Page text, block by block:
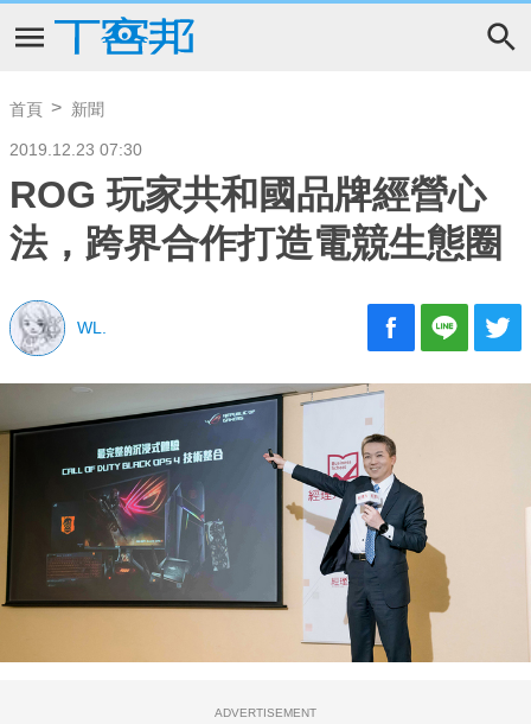
首頁 新聞
2019.12.23 07:30
ROG 玩家共和國品牌經營心
法，跨界合作打造電競生態圈
WL.
ADVERTISEMENT